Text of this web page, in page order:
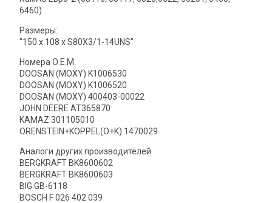
6460)
Размеры:
"150 х 108 х S80X3/1-14UNS"
Номера О.Е.М.
DOOSAN (MOXY) K1006530
DOOSAN (MOXY) K1006520
DOOSAN (MOXY) 400403-00022
JOHN DEERE AT365870
KAMAZ 301105010
ORENSTEIN+KOPPEL(O+K) 1470029
Аналоги других производителей
BERGKRAFT BK8600602
BERGKRAFT BK8600603
BIG GB-6118
BOSCH F 026 402 039